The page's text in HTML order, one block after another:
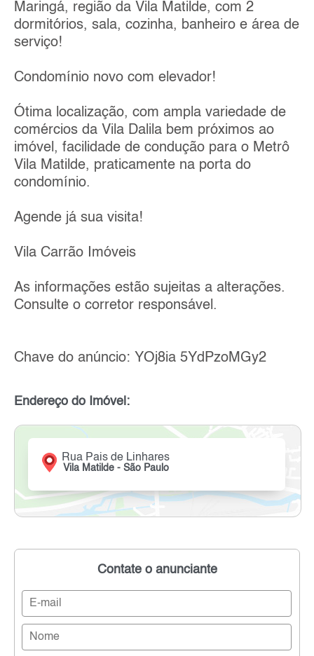
Maringá, região da Vila Matilde, com 2
dormitórios, sala, cozinha, banheiro e área de
serviço!
Condomínio novo com elevador!
Ótima localização, com ampla variedade de
comércios da Vila Dalila bem próximos ao
imóvel, facilidade de condução para o Metrô
Vila Matilde, praticamente na porta do
condomínio.
Agende já sua visita!
Vila Carrão Imóveis
As informações estão sujeitas a alterações.
Consulte o corretor responsável.
Chave do anúncio: YOj8ia 5YdPzoMGy2
Endereço do Imóvel:
Rua Pais de Linhares
Vila Matilde - São Paulo
Contate o anunciante